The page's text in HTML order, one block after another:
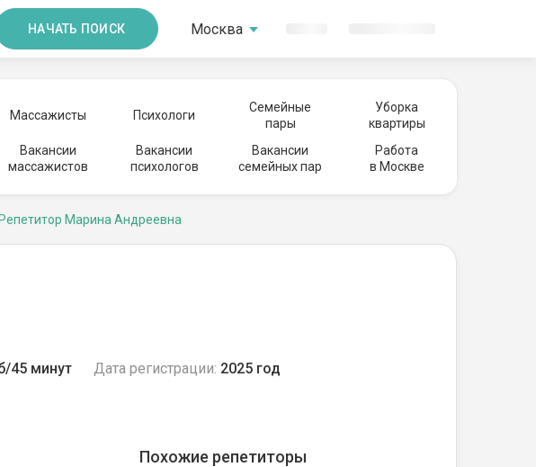
НАЧАТЬ ПОИСК Москва
Массажисты Психологи
Семейные
пары
Уборка
квартиры
Вакансии
массажистов
Вакансии
психологов
Вакансии
семейных пар
Работа
в Москве
Репетитор Марина Андреевна
45 минут Дата регистрации: 2025 год
Похожие репетиторы